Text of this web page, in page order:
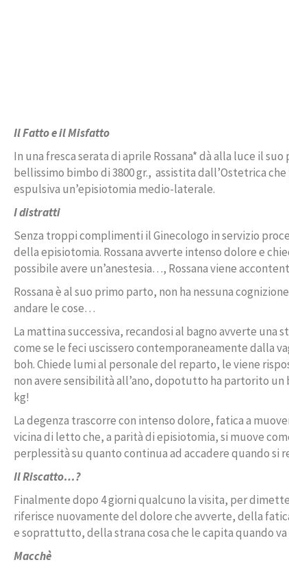
Il Fatto e il Misfatto
In una fresca serata di aprile Rossana* dà alla luce il
bellissimo bimbo di 3800 gr., assistita dall’Ostetrica
espulsiva un’episiotomia medio-laterale.
Idistratti
Senza troppi complimenti il Ginecologo in servizio
della episiotomia. Rossana avverte intenso dolore e
possibile avere un’anestesia…, Rossana viene
Rossana è al suo primo parto, non ha nessuna
andare le cose…
La mattina successiva, recandosi al bagno avverte una
come se le feci uscissero contemporaneamente dalla
boh. Chiede lumi al personale del reparto, le viene
non avere sensibilità all’ano, dopotutto ha partorito
kg!
La degenza trascorre con intenso dolore, fatica a
vicina di letto che, a parità di episiotomia, si muove
perplessità su quanto continua ad accadere quando si
Il Riscatto…?
Finalmente dopo 4 giorni qualcuno la visita, per
riferisce nuovamente del dolore che avverte, della
e soprattutto, della strana cosa che le capita quando
Macchè